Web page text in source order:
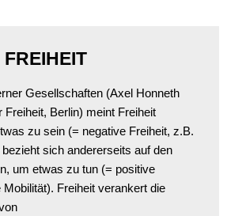
FREIHEIT
Gesellschaften (Axel Honneth
Freiheit, Berlin) meint Freiheit
zu sein (= negative Freiheit, z.B.
sich andererseits auf den
um etwas zu tun (= positive
Freiheit verankert die